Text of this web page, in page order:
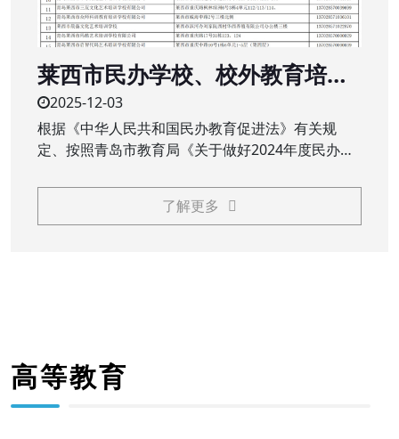
莱西市民办学校、校外教育培训
机构2024年度办学年检结果公示
2025-12-03
根据《中华人民共和国民办教育促进法》有关规
定、按照青岛市教育局《关于做好2024年度民办教
号）要求，莱西市教育和体育局对民办学校（民办
中小学、职业学校）、校外教育培训机构2024年度
了解更多
高等教育